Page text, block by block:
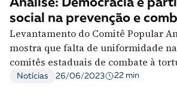
Análise: Democracia e
social na prevenção e
Levantamento do Comitê Popular
mostra que falta de uniformidade
comitês estaduais de combate à
trabalho da sociedade civil
Notícias 26/06/2023 22 min